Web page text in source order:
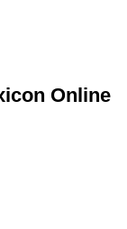
Online